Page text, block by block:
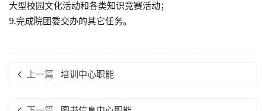
大型校园文化活动和各类知识竞赛活动；
9.完成院团委交办的其它任务。
上一篇 培训中心职能